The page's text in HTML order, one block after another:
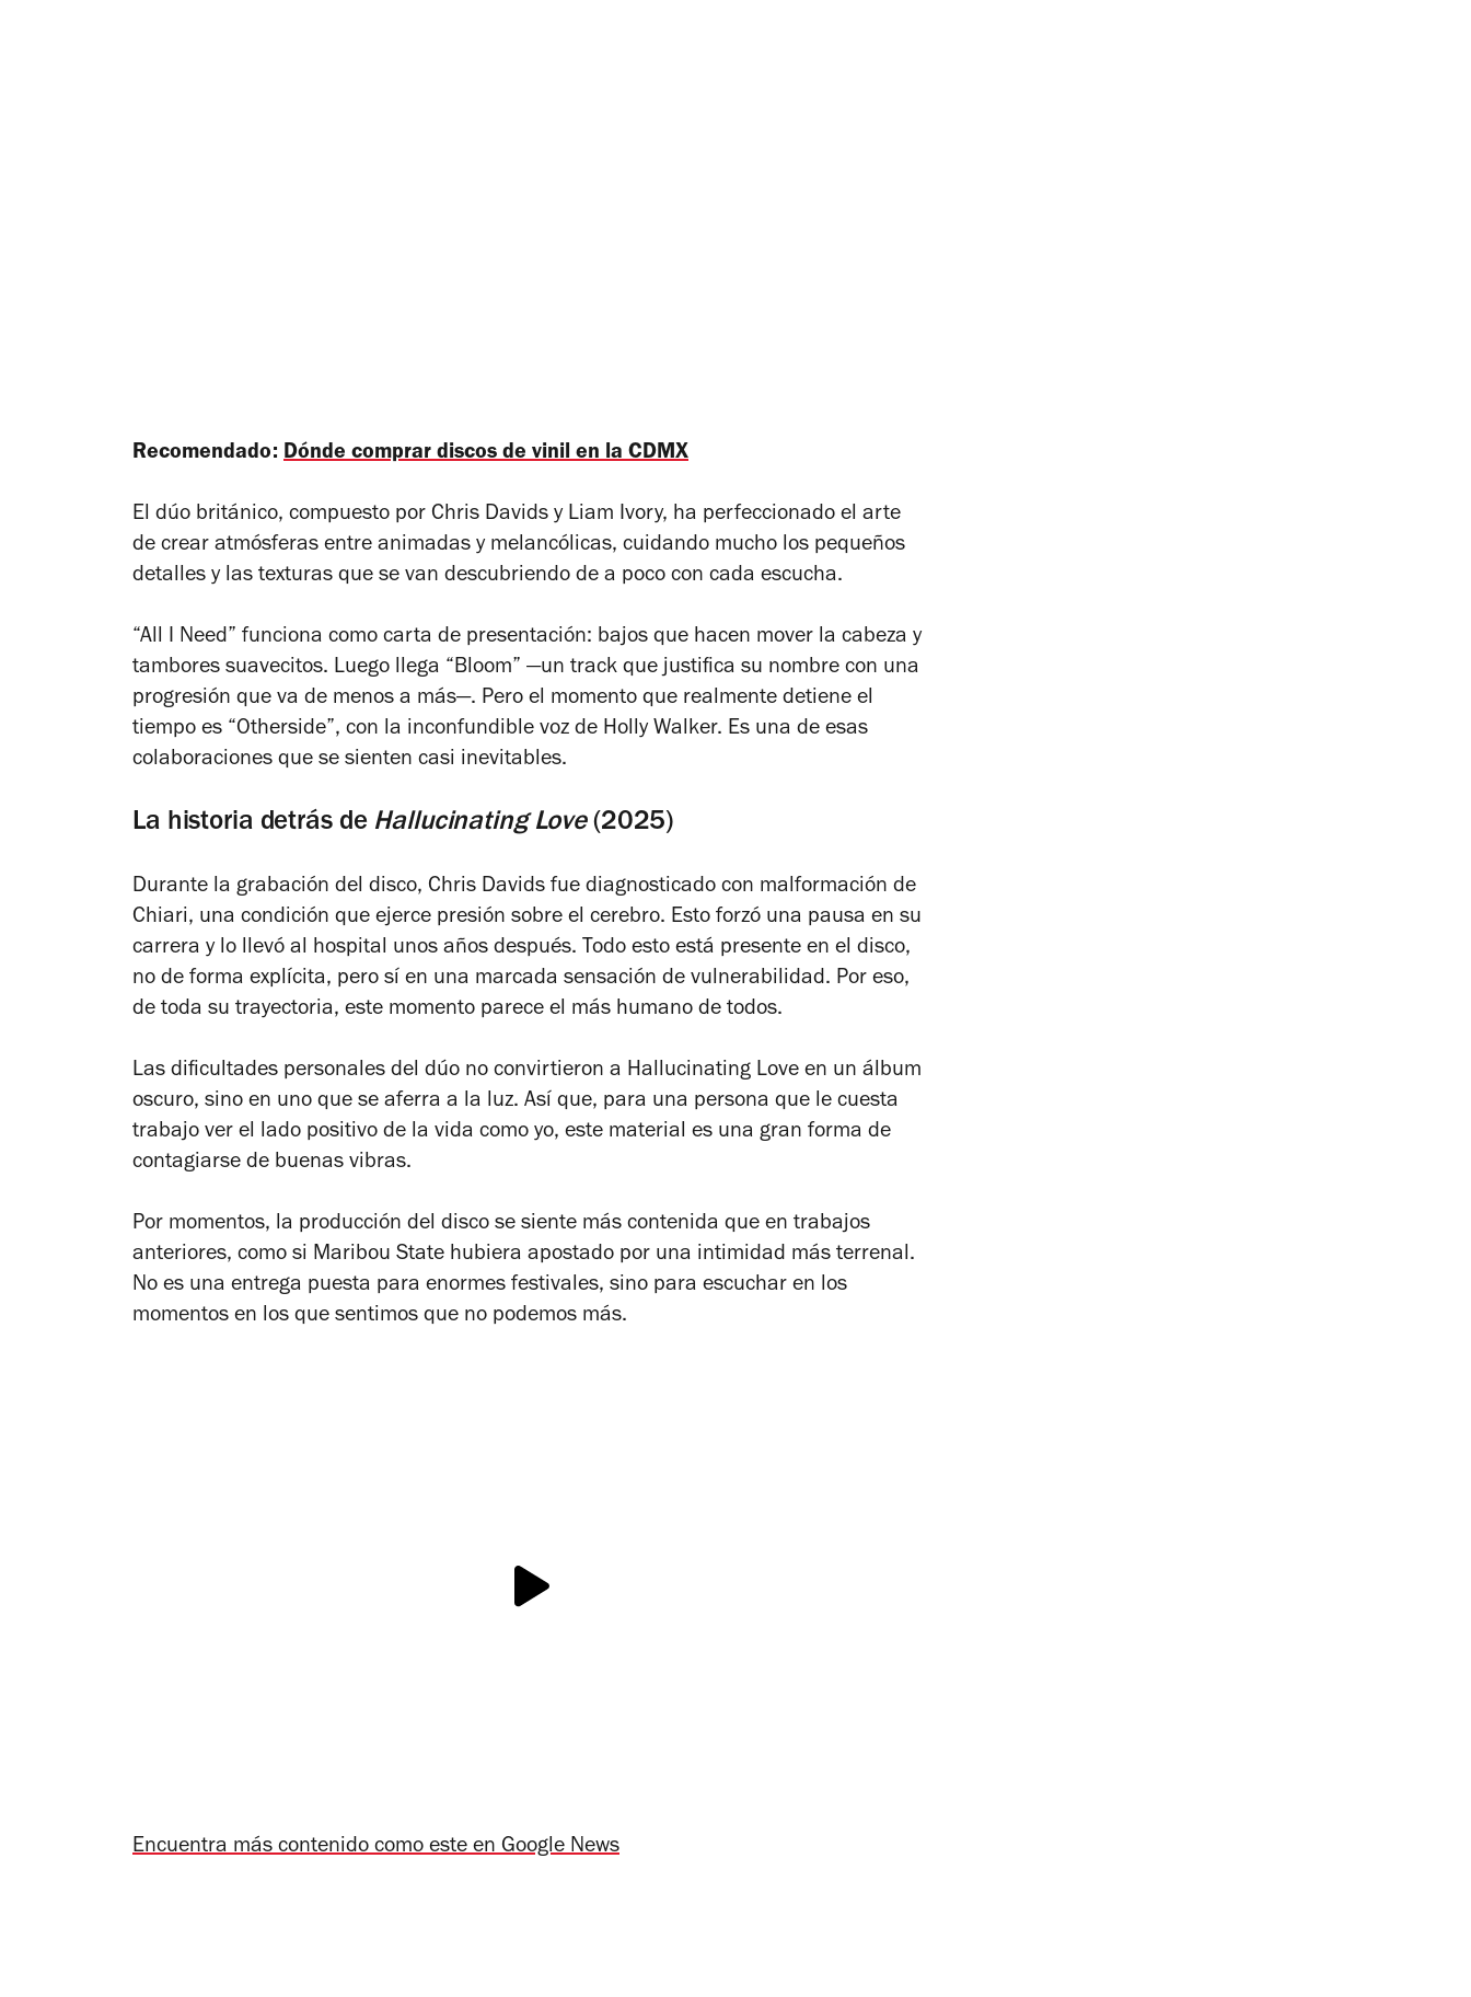
Recomendado: Dónde comprar discos de vinil en la CDMX
El dúo británico, compuesto por Chris Davids y Liam Ivory, ha perfeccionado el arte
de crear atmósferas entre animadas y melancólicas, cuidando mucho los pequeños
detalles y las texturas que se van descubriendo de a poco con cada escucha.
“All I Need” funciona como carta de presentación: bajos que hacen mover la cabeza y
tambores suavecitos. Luego llega “Bloom” —un track que justifica su nombre con una
progresión que va de menos a más—. Pero el momento que realmente detiene el
tiempo es “Otherside”, con la inconfundible voz de Holly Walker. Es una de esas
colaboraciones que se sienten casi inevitables.
La historia detrás de Hallucinating Love(2025)
Durante la grabación del disco, Chris Davids fue diagnosticado con malformación de
Chiari, una condición que ejerce presión sobre el cerebro. Esto forzó una pausa en su
carrera y lo llevó al hospital unos años después. Todo esto está presente en el disco,
no de forma explícita, pero sí en una marcada sensación de vulnerabilidad. Por eso,
de toda su trayectoria, este momento parece el más humano de todos.
Las dificultades personales del dúo no convirtieron a Hallucinating Love en un álbum
oscuro, sino en uno que se aferra a la luz. Así que, para una persona que le cuesta
trabajo ver el lado positivo de la vida como yo, este material es una gran forma de
contagiarse de buenas vibras.
Por momentos, la producción del disco se siente más contenida que en trabajos
anteriores, como si Maribou State hubiera apostado por una intimidad más terrenal.
No es una entrega puesta para enormes festivales, sino para escuchar en los
momentos en los que sentimos que no podemos más.
Encuentra más contenido como este en Google News